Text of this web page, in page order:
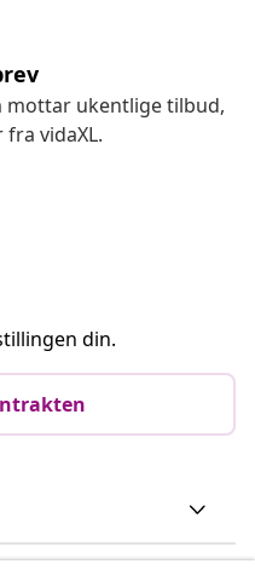
mottar ukentlige tilbud,
vidaXL.
din.